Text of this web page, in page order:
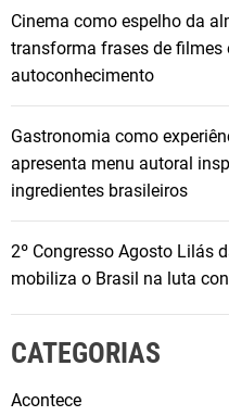
Cinema como espelho da
transforma frases de filmes
autoconhecimento
Gastronomia como
apresenta menu autoral
ingredientes brasileiros
2º Congresso Agosto Lilás
mobiliza o Brasil na luta
CATEGORIAS
Acontece